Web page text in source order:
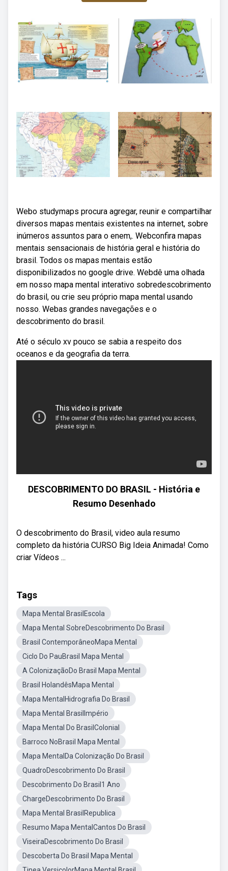
Webo studymaps procura agregar, reunir e compartilhar
diversos mapas mentais existentes na internet, sobre
inúmeros assuntos para o enem,. Webconfira mapas
mentais sensacionais de história geral e história do
brasil. Todos os mapas mentais estão
disponibilizados no google drive. Webdê uma olhada
em nosso mapa mental interativo sobredescobrimento
do brasil, ou crie seu próprio mapa mental usando
nosso. Webas grandes navegações e o
descobrimento do brasil.
Até o século xv pouco se sabia a respeito dos
oceanos e da geografia da terra.
DESCOBRIMENTO DO BRASIL - História e
Resumo Desenhado
O descobrimento do Brasil, video aula resumo
completo da história CURSO Big Ideia Animada! Como
criar Vídeos ...
Tags
Mapa Mental BrasilEscola
Mapa Mental SobreDescobrimento Do Brasil
Brasil ContemporâneoMapa Mental
Ciclo Do PauBrasil Mapa Mental
A ColonizaçãoDo Brasil Mapa Mental
Brasil HolandêsMapa Mental
Mapa MentalHidrografia Do Brasil
Mapa Mental BrasilImpério
Mapa Mental Do BrasilColonial
Barroco NoBrasil Mapa Mental
Mapa MentalDa Colonização Do Brasil
QuadroDescobrimento Do Brasil
Descobrimento Do Brasil1 Ano
ChargeDescobrimento Do Brasil
Mapa Mental BrasilRepublica
Resumo Mapa MentalCantos Do Brasil
ViseiraDescobrimento Do Brasil
Descoberta Do Brasil Mapa Mental